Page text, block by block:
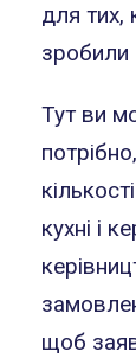
для тих,
Тут ви
кухні і
щоб